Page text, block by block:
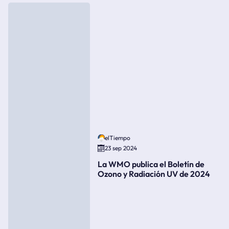
elTiempo
23 sep 2024
La WMO publica el Boletín de
Ozono y Radiación UV de 2024